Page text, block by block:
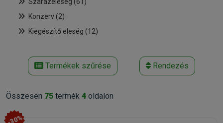
Konzerv (2)
Kiegészítő eleség (12)
Termékek szűrése Rendezés
Összesen 75 termék 4 oldalon
-30%